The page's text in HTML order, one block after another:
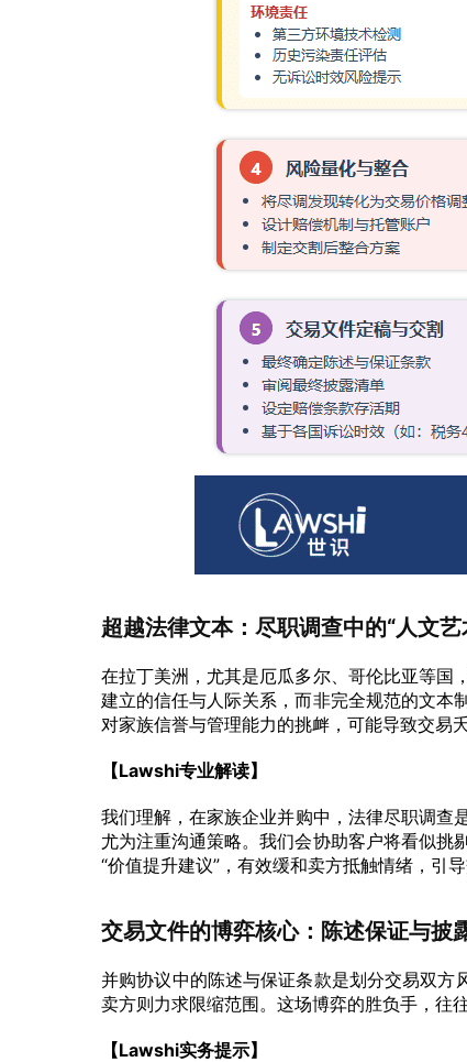
超越法律文本：尽职调查中的“人文
在拉丁美洲，尤其是厄瓜多尔、哥伦比亚等国
建立的信任与人际关系，而非完全规范的文本
对家族信誉与管理能力的挑衅，可能导致交易夭
【Lawshi专业解读】
我们理解，在家族企业并购中，法律尽职调查
尤为注重沟通策略。我们会协助客户将看似挑
“价值提升建议”，有效缓和卖方抵触情绪，引导
交易文件的博弈核心：陈述保证与披
并购协议中的陈述与保证条款是划分交易双方
卖方则力求限缩范围。这场博弈的胜负手，往
【Lawshi实务提示】